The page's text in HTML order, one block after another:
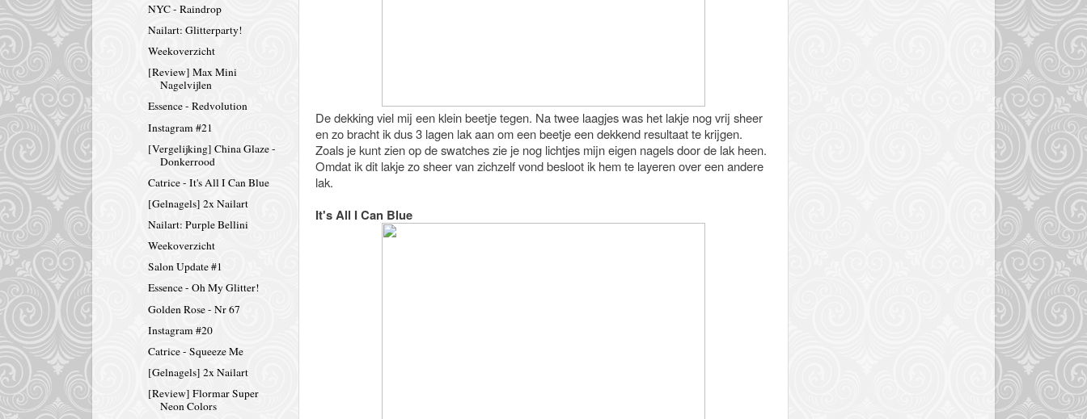
De dekking viel mij een klein beetje tegen. Na twee laagjes was het lakje nog vrij sheer
en zo bracht ik dus 3 lagen lak aan om een beetje een dekkend resultaat te krijgen.
Zoals je kunt zien op de swatches zie je nog lichtjes mijn eigen nagels door de lak heen.
Omdat ik dit lakje zo sheer van zichzelf vond besloot ik hem te layeren over een andere
lak.
It's All I Can Blue
NYC - Raindrop
Nailart: Glitterparty!
Weekoverzicht
[Review] Max Mini
Nagelvijlen
Essence - Redvolution
Instagram #21
[Vergelijking] China Glaze -
Donkerrood
Catrice - It's All I Can Blue
[Gelnagels] 2x Nailart
Nailart: Purple Bellini
Weekoverzicht
Salon Update #1
Essence - Oh My Glitter!
Golden Rose - Nr 67
Instagram #20
Catrice - Squeeze Me
[Gelnagels] 2x Nailart
[Review] Flormar Super
Neon Colors